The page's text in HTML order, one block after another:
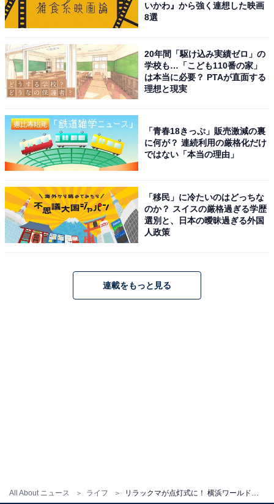
All About ニュース ライフ
関東学院高等学校 ハンドベル部の演奏に合わせてごゆるりとおどるリラッ
いかわ』から強く連想した映画
8選
20年間「駆け込み実績ゼロ」の
学校も…「こども110番の家」
は本当に必要？ PTAが直面する
理想と現実
「青春18きっぷ」販売激減の裏
に何が？ 連続利用の厳格化だけ
ではない「本当の理由」
「移民」に冷たいのはどっちな
のか？ スイスの厳格過ぎる学歴
選別と、日本の曖昧過ぎる外国
人政策
連載をもっと見る